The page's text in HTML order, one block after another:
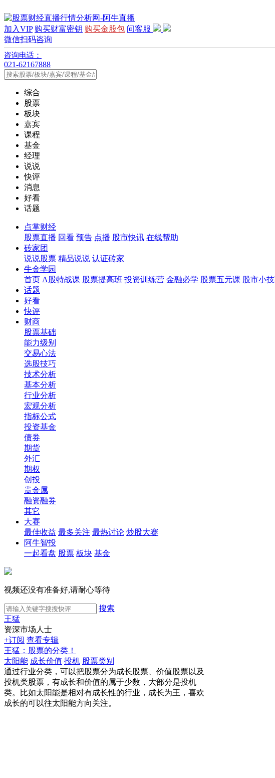
加入VIP 购买财富密钥 购买金股包 问客服
微信扫码咨询
咨询电话：
021-62167888
综合
股票
板块
嘉宾
课程
基金
经理
说说
快评
消息
好看
话题
点掌财经
股票直播 回看 预告 点播 股市快讯 在线帮助
砖家团
说说股票 精品说说 认证砖家
牛金学园
首页 A股特战课 股票提高班 投资训练营 金融必学 股票五元课 股市小
话题
好看
快评
财商
股票基础
能力级别
交易心法
选股技巧
技术分析
基本分析
行业分析
宏观分析
指标公式
投资基金
债券
期货
外汇
期权
创投
贵金属
融资融券
其它
大赛
最佳收益 最多关注 最热讨论 炒股大赛
阿牛智投
一起看盘 股票 板块 基金
视频还没有准备好,请耐心等待
搜索
王猛
资深市场人士
+订阅 查看专辑
王猛：股票的分类！
太阳能 成长价值 投机 股票类别
通过行业分类，可以把股票分为成长股票、价值股票以及
投机类股票，有成长和价值的属于少数，大部分是投机
类。比如太阳能是相对有成长性的行业，成长为王，喜欢
成长的可以往太阳能方向关注。